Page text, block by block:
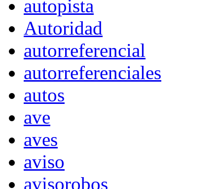
autopista
Autoridad
autorreferencial
autorreferenciales
autos
ave
aves
aviso
avisorobos